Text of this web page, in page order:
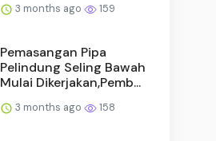
3 months ago 159
Pemasangan Pipa
Pelindung Seling Bawah
Mulai Dikerjakan,Pemb...
3 months ago 158